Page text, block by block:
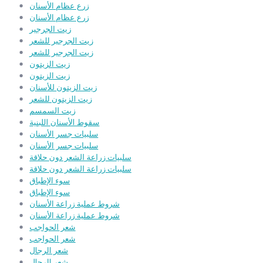
زرع عظام الأسنان
زرع عظام الأسنان
زيت الجرجير
زيت الجرجير للشعر
زيت الجرجير للشعر
زيت الزيتون
زيت الزيتون
زيت الزيتون للأسنان
زيت الزيتون للشعر
زيت السمسم
سقوط الأسنان اللبنية
سلبيات جسر الأسنان
سلبيات جسر الأسنان
سلبيات زراعة الشعر دون حلاقة
سلبيات زراعة الشعر دون حلاقة
سوء الإطباق
سوء الإطباق
شروط عملية زراعة الأسنان
شروط عملية زراعة الأسنان
شعر الحواجب
شعر الحواجب
شعر الرجال